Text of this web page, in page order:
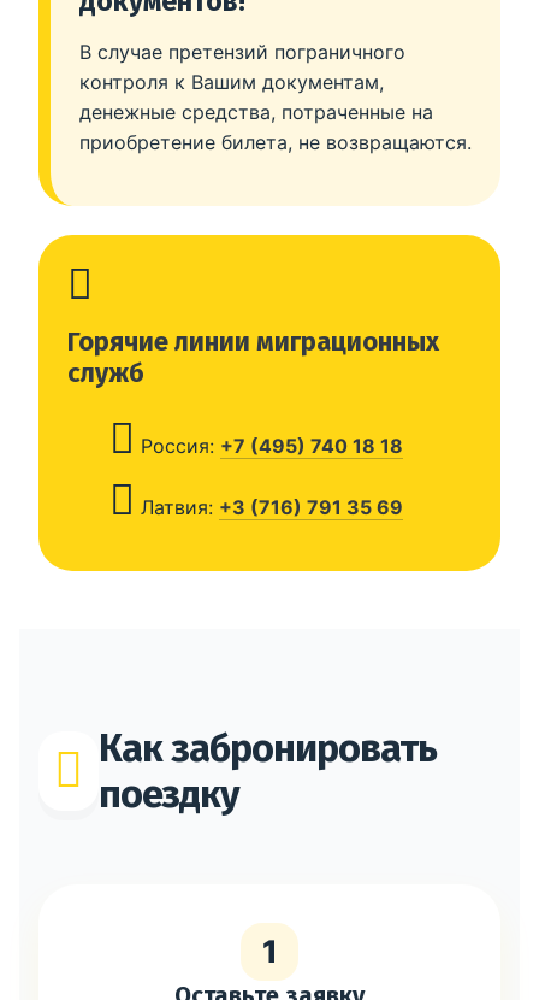
В случае претензий пограничного
контроля к Вашим документам,
денежные средства, потраченные на
приобретение билета, не возвращаются.
Горячие линии миграционных
служб
Россия: +7 (495) 740 18 18
Латвия: +3 (716) 791 35 69
Как забронировать
поездку
1